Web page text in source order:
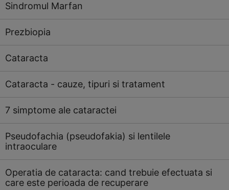
Sindromul Marfan
Prezbiopia
Cataracta
Cataracta - cauze, tipuri si tratament
7 simptome ale cataractei
Pseudofachia (pseudofakia) si lentilele
intraoculare
Operatia de cataracta: cand trebuie efectuata si
care este perioada de recuperare